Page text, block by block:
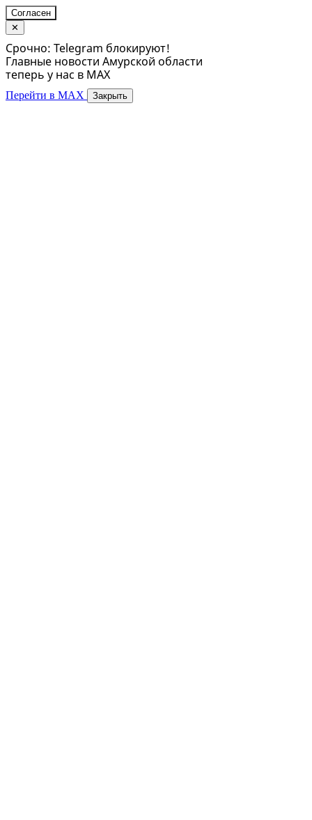
Согласен
✕
Срочно: Telegram блокируют!
Главные новости Амурской области
теперь у нас в MAX
Перейти в MAX Закрыть